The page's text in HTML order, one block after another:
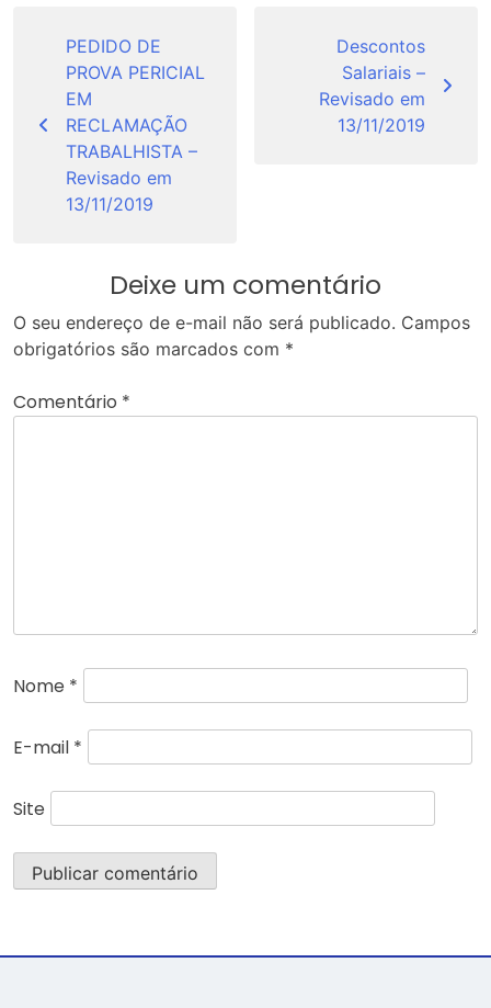
Post
PEDIDO DE
PROVA PERICIAL
EM
RECLAMAÇÃO
TRABALHISTA –
Revisado em
13/11/2019
Descontos
Salariais –
Revisado em
13/11/2019
Deixe um comentário
O seu endereço de e-mail não será publicado. Campos
obrigatórios são marcados com *
Comentário *
Nome *
E-mail *
Site